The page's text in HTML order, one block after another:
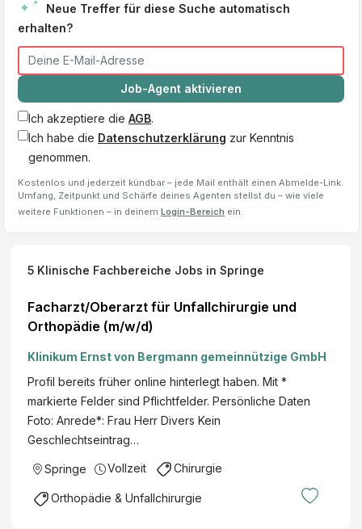
Neue Treffer für diese Suche automatisch
erhalten?
Job-Agent aktivieren
Ich akzeptiere die AGB.
Ich habe die Datenschutzerklärung zur Kenntnis
genommen.
Kostenlos und jederzeit kündbar – jede Mail enthält einen Abmelde-Link.
Umfang, Zeitpunkt und Schärfe deines Agenten stellst du – wie viele
weitere Funktionen – in deinem Login-Bereich ein.
5 Klinische Fachbereiche Jobs in Springe
Facharzt/Oberarzt für Unfallchirurgie und
Orthopädie (m/w/d)
Klinikum Ernst von Bergmann gemeinnützige GmbH
Profil bereits früher online hinterlegt haben. Mit *
markierte Felder sind Pflichtfelder. Persönliche Daten
Foto: Anrede*: Frau Herr Divers Kein
Geschlechtseintrag…
Springe Vollzeit Chirurgie
Orthopädie & Unfallchirurgie